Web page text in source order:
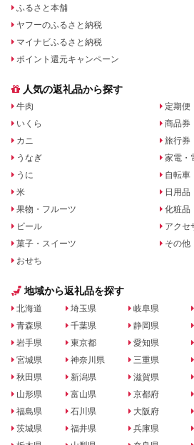
ふるさと本舗
ヤフーのふるさと納税
マイナビふるさと納税
ポイント還元キャンペーン
人気の返礼品から探す
牛肉
いくら
カニ
うなぎ
うに
米
果物・フルーツ
ビール
菓子・スイーツ
おせち
定期便
商品券
旅行券
家電・
自転車
日用品
化粧品
アクセ
その他
地域から返礼品を探す
北海道
青森県
岩手県
宮城県
秋田県
山形県
福島県
茨城県
埼玉県
千葉県
東京都
神奈川県
新潟県
富山県
石川県
福井県
岐阜県
静岡県
愛知県
三重県
滋賀県
京都府
大阪府
兵庫県